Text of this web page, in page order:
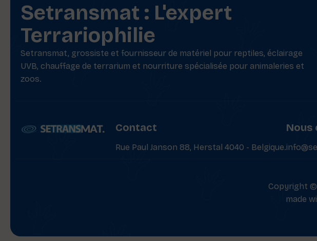
Setransmat : L'expert
Terrariophilie
Setransmat, grossiste et fournisseur de matériel pour reptiles, éclairage
UVB, chauffage de terrarium et nourriture spécialisée pour animaleries et
zoos.
Contact
Rue Paul Janson 88, Herstal 4040 - Belgique.
Nous
Copyright
made